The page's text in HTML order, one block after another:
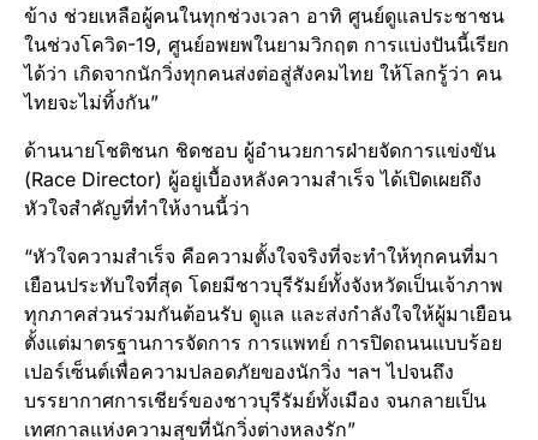
ข้าง ช่วยเหลือผู้คนในทุกช่วงเวลา อาทิ ศูนย์ดูแลประชาชน
ในช่วงโควิด-19, ศูนย์อพยพในยามวิกฤต การแบ่งปันนี้เรียก
ได้ว่า เกิดจากนักวิ่งทุกคนส่งต่อสู่สังคมไทย ให้โลกรู้ว่า คน
ไทยจะไม่ทิ้งกัน”
ด้านนายโชติชนก ชิดชอบ ผู้อำนวยการฝ่ายจัดการแข่งขัน
(Race Director) ผู้อยู่เบื้องหลังความสำเร็จ ได้เปิดเผยถึง
หัวใจสำคัญที่ทำให้งานนี้ว่า
“หัวใจความสำเร็จ คือความตั้งใจจริงที่จะทำให้ทุกคนที่มา
เยือนประทับใจที่สุด โดยมีชาวบุรีรัมย์ทั้งจังหวัดเป็นเจ้าภาพ
ทุกภาคส่วนร่วมกันต้อนรับ ดูแล และส่งกำลังใจให้ผู้มาเยือน
ตั้งแต่มาตรฐานการจัดการ การแพทย์ การปิดถนนแบบร้อย
เปอร์เซ็นต์เพื่อความปลอดภัยของนักวิ่ง ฯลฯ ไปจนถึง
บรรยากาศการเชียร์ของชาวบุรีรัมย์ทั้งเมือง จนกลายเป็น
เทศกาลแห่งความสุขที่นักวิ่งต่างหลงรัก”